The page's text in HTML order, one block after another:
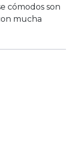
cómodos son
mucha